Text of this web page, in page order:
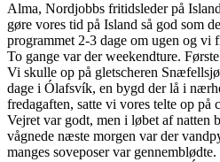
Alma, Nordjobbs fritidsleder på
gøre vores tid på Island så god som
programmet 2-3 dage om ugen og vi
To gange var der weekendture.
Vi skulle op på gletscheren
dage i Ólafsvík, en bygd der lå i
fredagaften, satte vi vores telte op på
Vejret var godt, men i løbet af natten
vågnede næste morgen var der
manges soveposer var